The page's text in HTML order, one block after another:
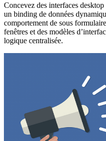
Concevez des interfaces
un binding de données
comportement de sous
fenêtres et des modèles
logique centralisée.